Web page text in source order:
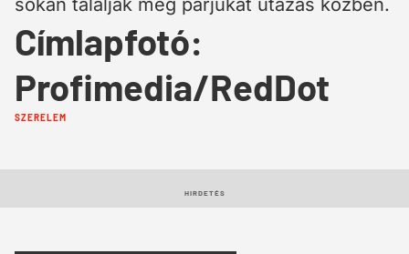
sokan találják meg párjukat utazás közben.
Címlapfotó:
Profimedia/RedDot
Cimkék:
SZERELEM
HIRDETÉS